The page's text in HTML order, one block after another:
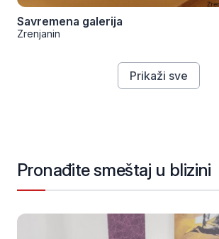
Savremena galerija
Zrenjanin
Prikaži sve
Pronađite smeštaj u blizini